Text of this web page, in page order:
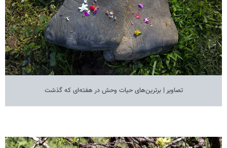
تصاویر | برترین‌های حیات وحش در هفته‌ای که گذشت